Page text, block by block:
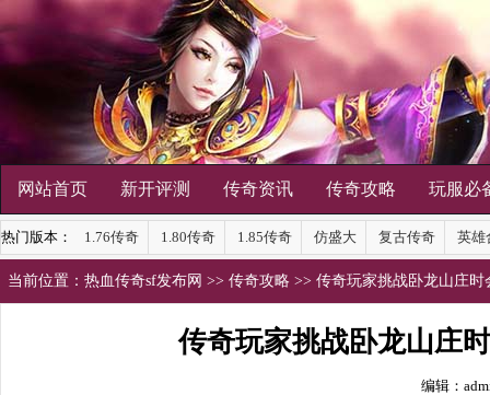
网站首页 新开评测 传奇资讯 传奇攻略 玩服必
热门版本： 1.76传奇 1.80传奇 1.85传奇 仿盛大 复古传奇 英雄
当前位置： 热血传奇sf发布网 >> 传奇攻略 >> 传奇玩家挑战卧龙山庄
传奇玩家挑战卧龙山庄
编辑：